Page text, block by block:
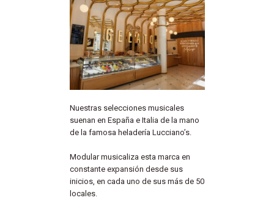
Nuestras selecciones musicales
suenan en España e Italia de la mano
de la famosa heladería Lucciano’s.
Modular musicaliza esta marca en
constante expansión desde sus
inicios, en cada uno de sus más de 50
locales.